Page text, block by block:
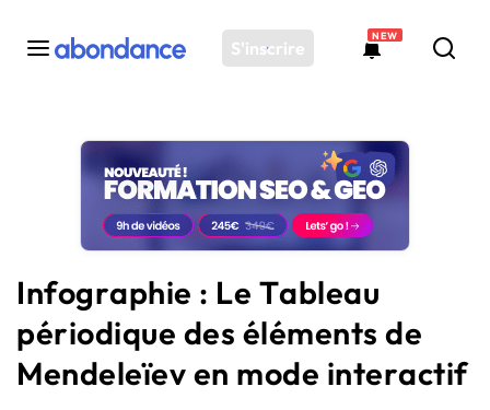
S'inscrire
NEW
Toutes les actus
Actus SEO
Plateforme
Solutions
Ressources
Audit SEO
Infographie : Le Tableau
périodique des éléments de
Mendeleïev en mode interactif